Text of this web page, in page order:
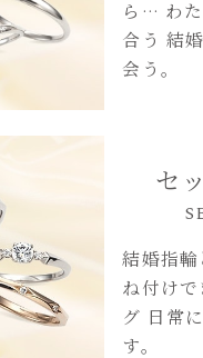
ら… わ
合う 結
会う。
セ
結婚指輪
ね付け
グ 日常
す。